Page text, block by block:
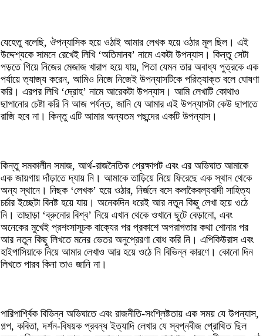
যেহেতু বলেছি, ঔপন্যাসিক হয়ে ওঠাই আমার লেখক হয়ে ওঠার মূল ছিল। এই
উদ্দেশ্যকে সামনে রেখেই লিখি ‘অতিমানব’ নামে একটা উপন্যাস। কিন্তু সেটা
পড়তে গিয়ে নিজের মেজাজ খারাপ হয়ে যায়, পিতা যেমন তার অবাধ্য পুত্রকে এক
পর্যায়ে ত্যাজ্য করেন, আমিও নিজে নিজেই উপন্যাসটিকে পরিত্যাক্ত বলে ঘোষণা
করি। এরপর লিখি ‘‌দ্রোহ’ নামে আরেকটা উপন্যাস। আমি লেখাটি কোথাও
ছাপানোর চেষ্টা করি নি আজ পর্যন্ত, জানি যে আমার এই উপন্যাসটা কেউ ছাপাতে
রাজি হবে না। কিন্তু এটি আমার অন্যতম পছন্দের একটি উপন্যাস।
কিন্তু সমকালীন সমাজ, আর্থ-রাজনৈতিক প্রেক্ষাপট এবং এর অভিঘাত আমাকে
এক জায়গায় দাঁড়াতে দ্যায় নি। আমাকে তাড়িয়ে নিয়ে ফিরেছে এক স্থান থেকে
অন্য স্থানে। নিছক ‘লেখক’ হয়ে ওঠার, নির্জনে বসে কলাকৈবল্যবাদী সাহিত্য
চর্চার ইচ্ছেটা বিনষ্ট হয়ে যায়। অনেকদিন ধরেই আর নতুন কিছু লেখা হয়ে ওঠে
নি। তাছাড়া ‘ব্রুনোর বিশ্ব’ নিয়ে এখান থেকে ওখানে ছুটে বেড়ানো, এবং
অনেকের মুখেই প্রশংসাসূচক বাক্যের পর প্রকাশে অপরাগতার কথা শোনার পর
আর নতুন কিছু লিখতে মনের ভেতর অনুপ্রেরণা বোধ করি নি। এপিকিউরাস এবং
হাইপাসিয়াকে নিয়ে আমার লেখাও আর হয়ে ওঠে নি বিভিন্ন কারণে। কোনো দিন
লিখতে পারব কিনা তাও জানি না।
পারিপার্শ্বিক বিভিন্ন অভিঘাতে এবং রাজনীতি-সংশ্লিষ্টতায় এক সময় যে উপন্যাস,
গল্প, কবিতা, দর্শন-বিষয়ক প্রবন্ধ ইত্যাদি লেখার যে স্বপ্নবীজ প্রোথিত ছিল